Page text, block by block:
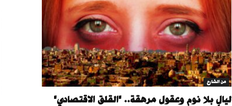
من الشارع
ليالٍ بلا نوم وعقول مرهقة.. "القلق الاقتصادي"